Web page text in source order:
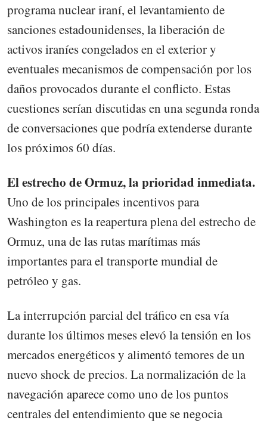
programa nuclear iraní, el levantamiento de
sanciones estadounidenses, la liberación de
activos iraníes congelados en el exterior y
eventuales mecanismos de compensación por los
daños provocados durante el conflicto. Estas
cuestiones serían discutidas en una segunda ronda
de conversaciones que podría extenderse durante
los próximos 60 días.
El estrecho de Ormuz, la prioridad inmediata.
Uno de los principales incentivos para
Washington es la reapertura plena del estrecho de
Ormuz, una de las rutas marítimas más
importantes para el transporte mundial de
petróleo y gas.
La interrupción parcial del tráfico en esa vía
durante los últimos meses elevó la tensión en los
mercados energéticos y alimentó temores de un
nuevo shock de precios. La normalización de la
navegación aparece como uno de los puntos
centrales del entendimiento que se negocia